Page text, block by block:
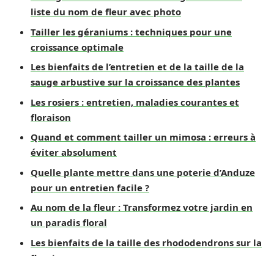
liste du nom de fleur avec photo
Tailler les géraniums : techniques pour une
croissance optimale
Les bienfaits de l’entretien et de la taille de la
sauge arbustive sur la croissance des plantes
Les rosiers : entretien, maladies courantes et
floraison
Quand et comment tailler un mimosa : erreurs à
éviter absolument
Quelle plante mettre dans une poterie d’Anduze
pour un entretien facile ?
Au nom de la fleur : Transformez votre jardin en
un paradis floral
Les bienfaits de la taille des rhododendrons sur la